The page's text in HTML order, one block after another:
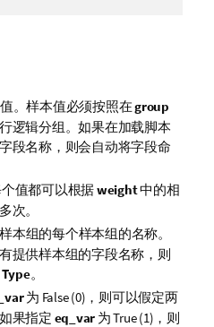
。样本值必须按照在group
逻辑分组。如果在加载脚本
段名称，则会自动将字段命
值都可以根据weight中的相
次。
本组的每个样本组的名称。
提供样本组的字段名称，则
Type。
为 False(0)，则可以假定两
果指定 eq_var 为True(1)，则